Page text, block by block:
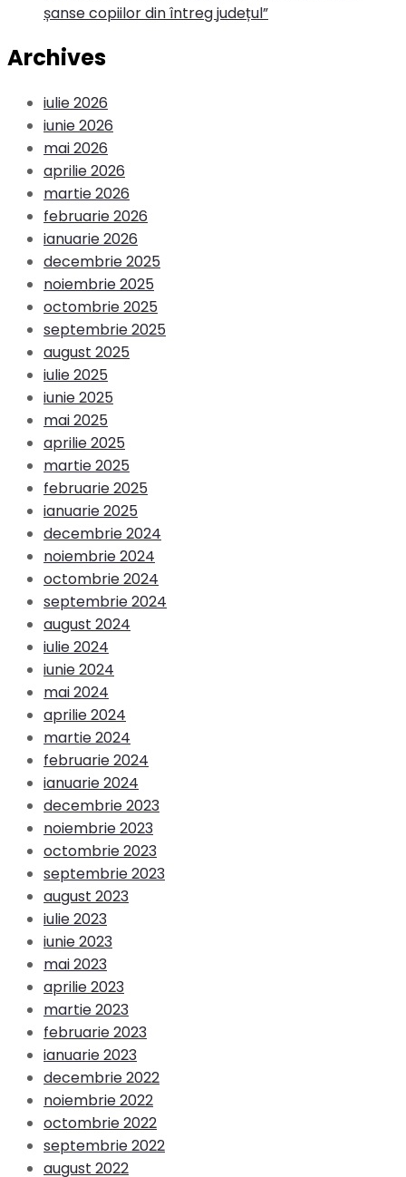
șanse copiilor din întreg județul”
Archives
iulie 2026
iunie 2026
mai 2026
aprilie 2026
martie 2026
februarie 2026
ianuarie 2026
decembrie 2025
noiembrie 2025
octombrie 2025
septembrie 2025
august 2025
iulie 2025
iunie 2025
mai 2025
aprilie 2025
martie 2025
februarie 2025
ianuarie 2025
decembrie 2024
noiembrie 2024
octombrie 2024
septembrie 2024
august 2024
iulie 2024
iunie 2024
mai 2024
aprilie 2024
martie 2024
februarie 2024
ianuarie 2024
decembrie 2023
noiembrie 2023
octombrie 2023
septembrie 2023
august 2023
iulie 2023
iunie 2023
mai 2023
aprilie 2023
martie 2023
februarie 2023
ianuarie 2023
decembrie 2022
noiembrie 2022
octombrie 2022
septembrie 2022
august 2022